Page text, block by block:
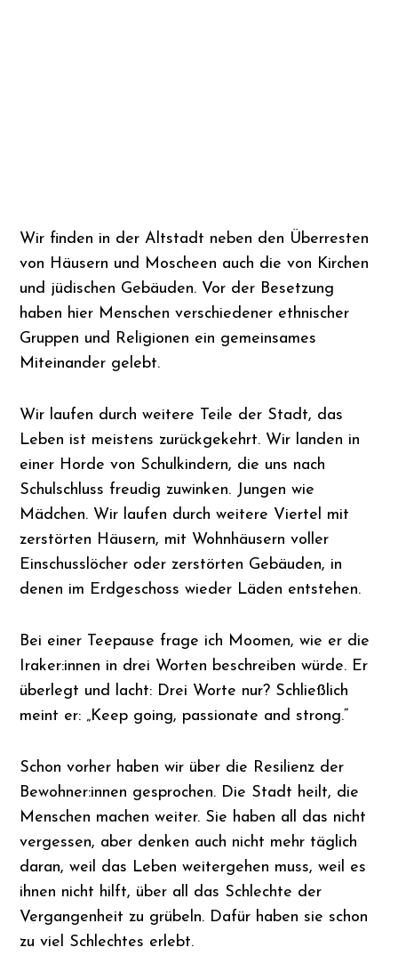
Wir finden in der Altstadt neben den Überresten
von Häusern und Moscheen auch die von Kirchen
und jüdischen Gebäuden. Vor der Besetzung
haben hier Menschen verschiedener ethnischer
Gruppen und Religionen ein gemeinsames
Miteinander gelebt.
Wir laufen durch weitere Teile der Stadt, das
Leben ist meistens zurückgekehrt. Wir landen in
einer Horde von Schulkindern, die uns nach
Schulschluss freudig zuwinken. Jungen wie
Mädchen. Wir laufen durch weitere Viertel mit
zerstörten Häusern, mit Wohnhäusern voller
Einschusslöcher oder zerstörten Gebäuden, in
denen im Erdgeschoss wieder Läden entstehen.
Bei einer Teepause frage ich Moomen, wie er die
Iraker:innen in drei Worten beschreiben würde. Er
überlegt und lacht: Drei Worte nur? Schließlich
meint er: „Keep going, passionate and strong.“
Schon vorher haben wir über die Resilienz der
Bewohner:innen gesprochen. Die Stadt heilt, die
Menschen machen weiter. Sie haben all das nicht
vergessen, aber denken auch nicht mehr täglich
daran, weil das Leben weitergehen muss, weil es
ihnen nicht hilft, über all das Schlechte der
Vergangenheit zu grübeln. Dafür haben sie schon
zu viel Schlechtes erlebt.